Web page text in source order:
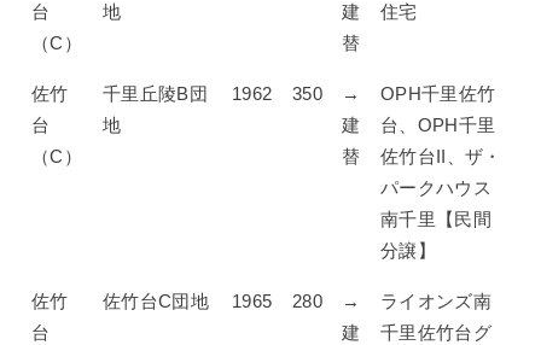
台
（C）
地
建
替
住宅
佐竹
台
（C）
千里丘陵B団
地
1962 350
→
建
替
OPH千里佐竹
台、OPH千里
佐竹台II、ザ・
パークハウス
南千里【民間
分譲】
佐竹
台
佐竹台C団地 1965 280
→
建
ライオンズ南
千里佐竹台グ